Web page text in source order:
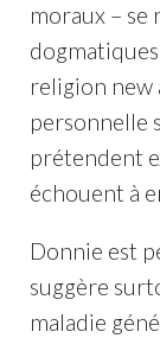
moraux – se
religion new
personnelle
prétendent
échouent à
Donnie est
suggère
maladie